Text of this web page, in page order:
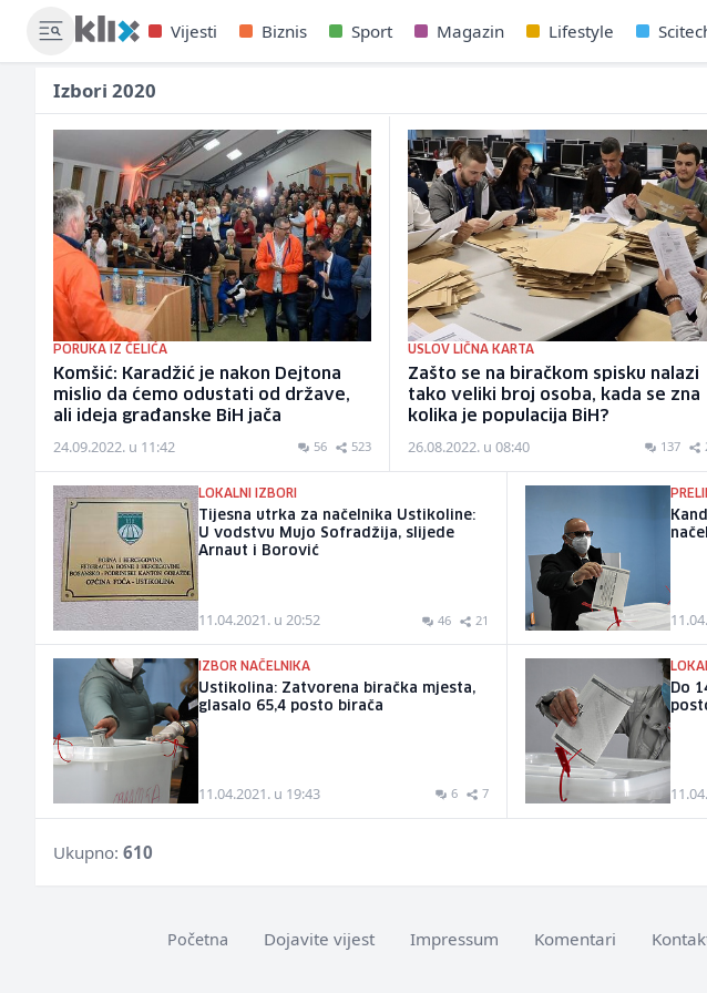
Vijesti Biznis Sport Magazin Lifestyle
Izbori 2020
PORUKA IZ ČELIĆA
Komšić: Karadžić je nakon Dejtona
mislio da ćemo odustati od države,
ali ideja građanske BiH jača
24.09.2022. u 11:42 56 523
USLOV LIČNA KARTA
Zašto se na biračkom spisku nalazi
tako veliki broj osoba, kada se zna
kolika je populacija BiH?
26.08.2022. u 08:40 137
LOKALNI IZBORI
Tijesna utrka za načelnika Ustikoline:
U vodstvu Mujo Sofradžija, slijede
Arnaut i Borović
11.04.2021. u 20:52 46 21
IZBOR NAČELNIKA
Ustikolina: Zatvorena biračka mjesta,
glasalo 65,4 posto birača
11.04.2021. u 19:43 6 7
Do
Ukupno: 610
Početna Dojavite vijest Impressum Komentari